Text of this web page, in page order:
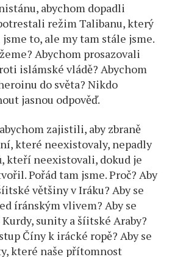
abychom dopadli
režim Talibanu, který
to, ale my tam stále jsme.
Abychom prosazovali
islámské vládě? Abychom
do světa? Nikdo
jasnou odpověď.
zajistili, aby zbraně
které neexistovaly, nepadly
kteří neexistovali, dokud je
Pořád tam jsme. Proč? Aby
většiny v Iráku? Aby se
íránským vlivem? Aby se
sunity a šíitské Araby?
Číny k irácké ropě? Aby se
které naše přítomnost